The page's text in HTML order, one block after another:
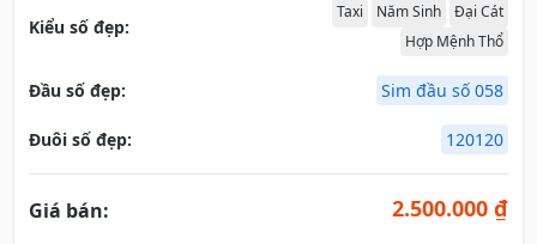
Kiểu số đẹp:
Taxi Năm Sinh
Đại Cát
Hợp Mệnh Thổ
Đầu số đẹp: Sim đầu số 058
Đuôi số đẹp: 120120
Giá bán: 2.500.000 ₫